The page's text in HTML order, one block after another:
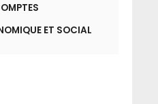
ET SOCIAL